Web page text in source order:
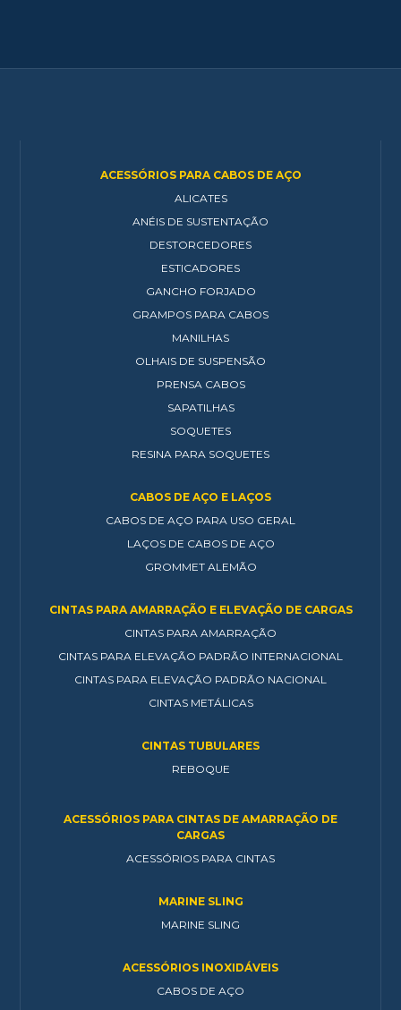
ACESSÓRIOS PARA CABOS DE AÇO
ALICATES
ANÉIS DE SUSTENTAÇÃO
DESTORCEDORES
ESTICADORES
GANCHO FORJADO
GRAMPOS PARA CABOS
MANILHAS
OLHAIS DE SUSPENSÃO
PRENSA CABOS
SAPATILHAS
SOQUETES
RESINA PARA SOQUETES
CABOS DE AÇO E LAÇOS
CABOS DE AÇO PARA USO GERAL
LAÇOS DE CABOS DE AÇO
GROMMET ALEMÃO
CINTAS PARA AMARRAÇÃO E ELEVAÇÃO DE CARGAS
CINTAS PARA AMARRAÇÃO
CINTAS PARA ELEVAÇÃO PADRÃO INTERNACIONAL
CINTAS PARA ELEVAÇÃO PADRÃO NACIONAL
CINTAS METÁLICAS
CINTAS TUBULARES
REBOQUE
ACESSÓRIOS PARA CINTAS DE AMARRAÇÃO DE
CARGAS
ACESSÓRIOS PARA CINTAS
MARINE SLING
MARINE SLING
ACESSÓRIOS INOXIDÁVEIS
CABOS DE AÇO